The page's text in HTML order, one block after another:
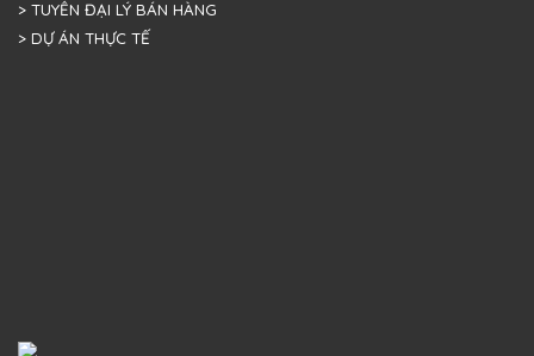
> TUYỂN ĐẠI LÝ BÁN HÀNG
> DỰ ÁN THỰC TẾ